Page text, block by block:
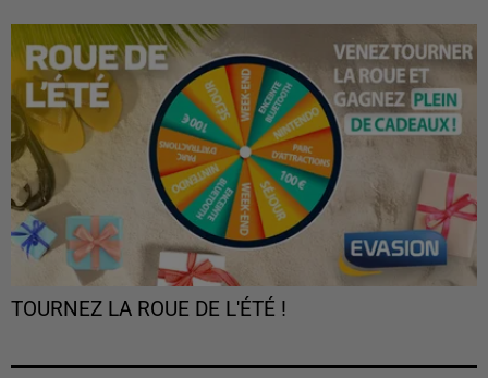
TOURNEZ LA ROUE DE L'ÉTÉ !